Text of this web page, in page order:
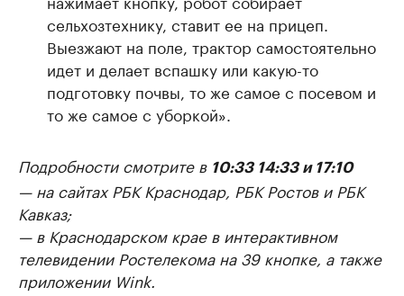
сельхозтехнику, ставит ее на прицеп.
Выезжают на поле, трактор самостоятельно
идет и делает вспашку или какую-то
подготовку почвы, то же самое с посевом и
то же самое с уборкой».
Подробности смотрите в 10:33 14:33 и 17:10
— на сайтах РБК Краснодар, РБК Ростов и РБК
Кавказ;
— в Краснодарском крае в интерактивном
телевидении Ростелекома на 39 кнопке, а также
приложении Wink.